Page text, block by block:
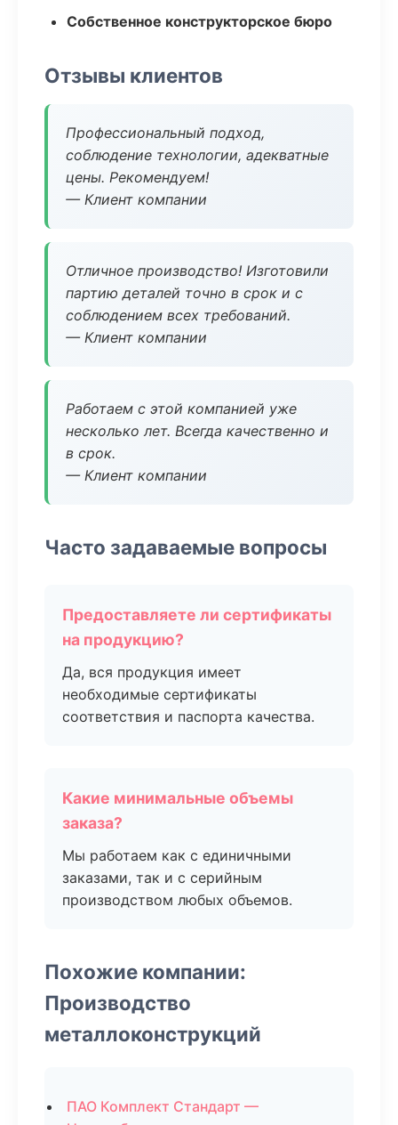
Собственное конструкторское бюро
Отзывы клиентов
Профессиональный подход,
соблюдение технологии, адекватные
цены. Рекомендуем!
— Клиент компании
Отличное производство! Изготовили
партию деталей точно в срок и с
соблюдением всех требований.
— Клиент компании
Работаем с этой компанией уже
несколько лет. Всегда качественно и
в срок.
— Клиент компании
Часто задаваемые вопросы
Предоставляете ли сертификаты
на продукцию?
Да, вся продукция имеет
необходимые сертификаты
соответствия и паспорта качества.
Какие минимальные объемы
заказа?
Мы работаем как с единичными
заказами, так и с серийным
производством любых объемов.
Похожие компании:
Производство
металлоконструкций
ПАО Комплект Стандарт —